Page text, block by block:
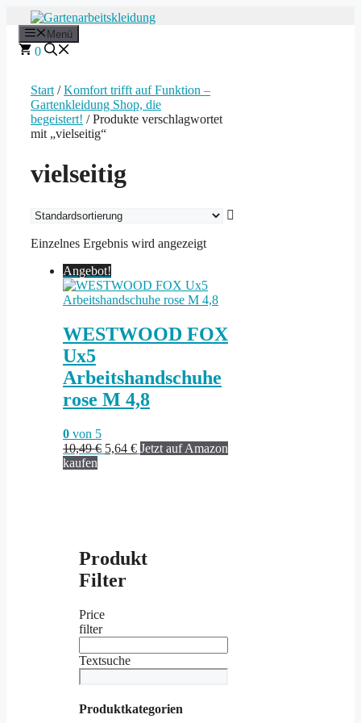
Inhalt
springen
Menü
0
Start /Komfort trifft auf Funktion –
Gartenkleidung Shop, die
begeistert! / Produkte verschlagwortet
mit „vielseitig“
vielseitig
Einzelnes Ergebnis wird angezeigt
Angebot!
WESTWOOD FOX
Ux5
Arbeitshandschuhe
rose M 4,8
0 von 5
10,49€ Ursprünglicher
5,64 €Aktueller
Jetzt auf Amazon
kaufen
Produkt
Filter
Price
filter
Textsuche
Produktkategorien